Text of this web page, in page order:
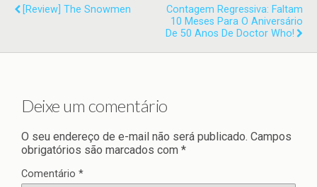
[Review] The Snowmen
Contagem Regressiva: Faltam
10 Meses Para O Aniversário
De 50 Anos De Doctor Who!
Deixe um comentário
O seu endereço de e-mail não será publicado. Campos
obrigatórios são marcados com *
Comentário *